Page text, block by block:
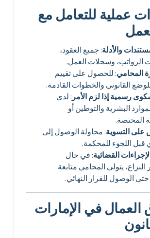
عملية للتعامل مع
والأدلة: جميع العقود،
الرواتب، وسجلات العمل.
المحامي : للحصول على تقييم
القانوني والخطوات القادمة.
رسمية إذا لزم الأمر: لدى
البشرية والتوطين أو
المختصة.
التسوية: محاولة الوصول إلى
اللجوء للمحكمة.
القضائية: في حال
النزاع، يتولى المحامي متابعة
الوصول للقرار النهائي.
في الإمارات